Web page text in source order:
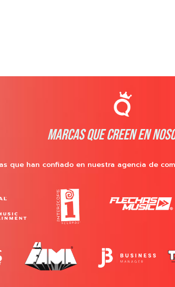
MARCAS QUE CREEN EN
que han confiado en nuestra agencia de